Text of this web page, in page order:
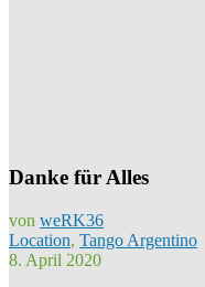
Danke für Alles
von weRK36
Location, Tango Argentino
8. April 2020